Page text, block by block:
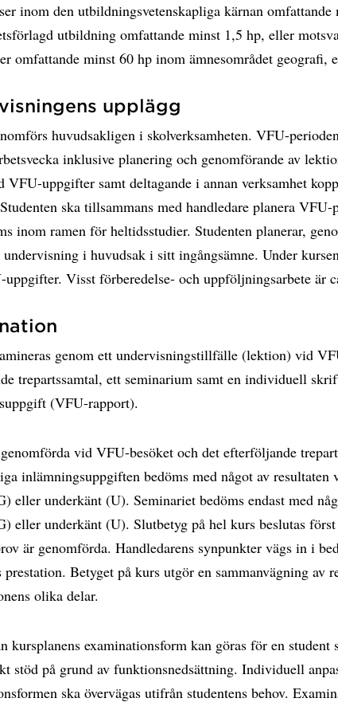
inom den utbildningsvetenskapliga kärnan omfattande
utbildning omfattande minst 1,5 hp, eller
omfattande minst 60 hp inom ämnesområdet geografi,
upplägg
huvudsakligen i skolverksamheten. VFU-
inklusive planering och genomförande av
VFU-uppgifter samt deltagande i annan verksamhet
ska tillsammans med handledare planera VFU-
inom ramen för heltidsstudier. Studenten planerar,
i huvudsak i sitt ingångsämne. Under
Visst förberedelse- och uppföljningsarbete är
genom ett undervisningstillfälle (lektion) vid
trepartssamtal, ett seminarium samt en individuell
(VFU-rapport).
vid VFU-besöket och det efterföljande
inlämningsuppgiften bedöms med något av resultaten
eller underkänt (U). Seminariet bedöms endast med
eller underkänt (U). Slutbetyg på hel kurs beslutas
är genomförda. Handledarens synpunkter vägs in i
prestation. Betyget på kurs utgör en sammanvägning av
olika delar.
kursplanens examinationsform kan göras för en student
stöd på grund av funktionsnedsättning. Individuell
ska övervägas utifrån studentens behov.